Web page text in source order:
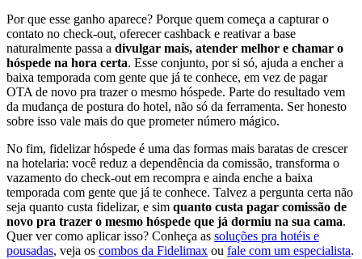
Por que esse ganho aparece? Porque quem começa a capturar o
contato no check-out, oferecer cashback e reativar a base
naturalmente passa a divulgar mais, atender melhor e chamar o
hóspede na hora certa. Esse conjunto, por si só, ajuda a encher a
baixa temporada com gente que já te conhece, em vez de pagar
OTA de novo pra trazer o mesmo hóspede. Parte do resultado vem
da mudança de postura do hotel, não só da ferramenta. Ser honesto
sobre isso vale mais do que prometer número mágico.
No fim, fidelizar hóspede é uma das formas mais baratas de crescer
na hotelaria: você reduz a dependência da comissão, transforma o
vazamento do check-out em recompra e ainda enche a baixa
temporada com gente que já te conhece. Talvez a pergunta certa não
seja quanto custa fidelizar, e sim quanto custa pagar comissão de
novo pra trazer o mesmo hóspede que já dormiu na sua cama.
Quer ver como aplicar isso? Conheça as soluções pra hotéis e
pousadas, veja os combos da Fidelimax ou fale com um especialista.